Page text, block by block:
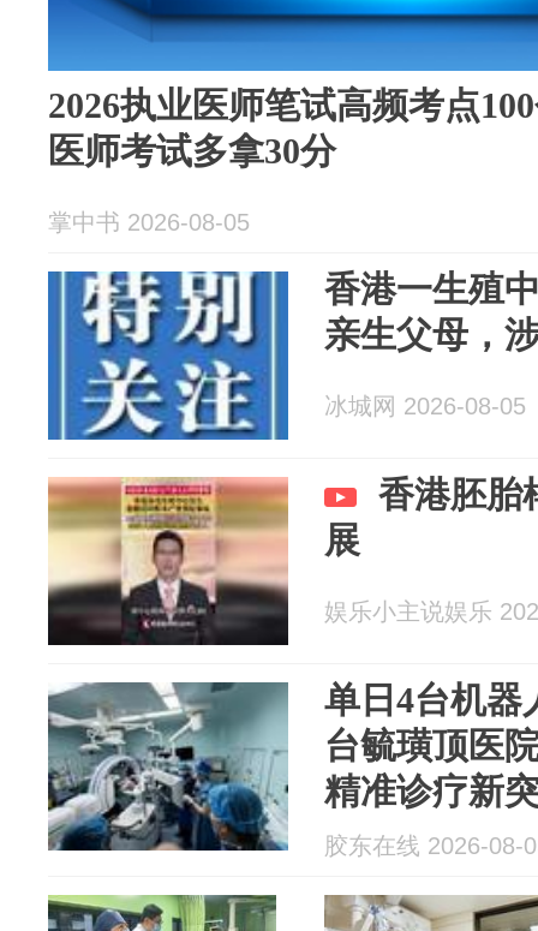
2026执业医师笔试高频考点
医师考试多拿30分
掌中书 2026-08-05
香港一生殖
亲生父母，
冰城网 2026-08-05
香港胚胎
展
娱乐小主说娱乐
单日4台机器
台毓璜顶医
精准诊疗新
胶东在线 2026-08-